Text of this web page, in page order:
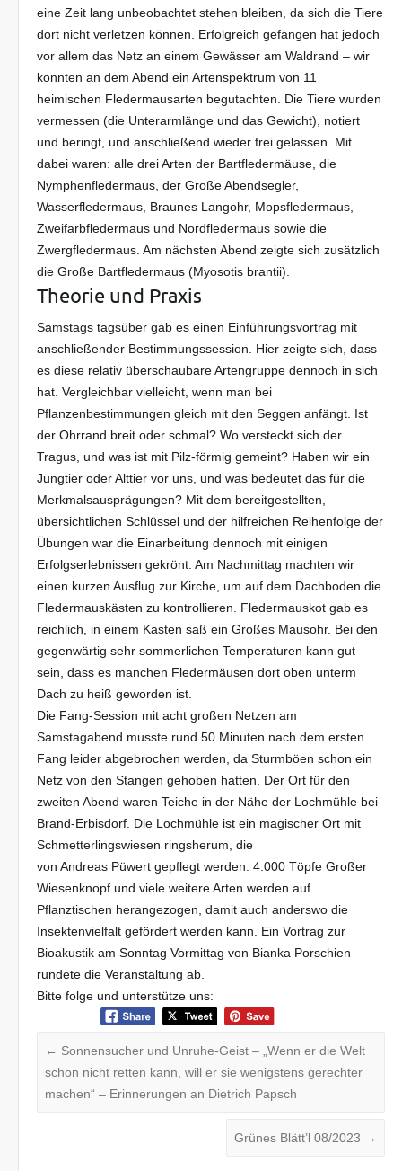
eine Zeit lang unbeobachtet stehen bleiben, da sich die Tiere
dort nicht verletzen können. Erfolgreich gefangen hat jedoch
vor allem das Netz an einem Gewässer am Waldrand – wir
konnten an dem Abend ein Artenspektrum von 11
heimischen Fledermausarten begutachten. Die Tiere wurden
vermessen (die Unterarmlänge und das Gewicht), notiert
und beringt, und anschließend wieder frei gelassen. Mit
dabei waren: alle drei Arten der Bartfledermäuse, die
Nymphenfledermaus, der Große Abendsegler,
Wasserfledermaus, Braunes Langohr, Mopsfledermaus,
Zweifarbfledermaus und Nordfledermaus sowie die
Zwergfledermaus. Am nächsten Abend zeigte sich zusätzlich
die Große Bartfledermaus (Myosotis brantii).
Theorie und Praxis
Samstags tagsüber gab es einen Einführungsvortrag mit
anschließender Bestimmungssession. Hier zeigte sich, dass
es diese relativ überschaubare Artengruppe dennoch in sich
hat. Vergleichbar vielleicht, wenn man bei
Pflanzenbestimmungen gleich mit den Seggen anfängt. Ist
der Ohrrand breit oder schmal? Wo versteckt sich der
Tragus, und was ist mit Pilz-förmig gemeint? Haben wir ein
Jungtier oder Alttier vor uns, und was bedeutet das für die
Merkmalsausprägungen? Mit dem bereitgestellten,
übersichtlichen Schlüssel und der hilfreichen Reihenfolge der
Übungen war die Einarbeitung dennoch mit einigen
Erfolgserlebnissen gekrönt. Am Nachmittag machten wir
einen kurzen Ausflug zur Kirche, um auf dem Dachboden die
Fledermauskästen zu kontrollieren. Fledermauskot gab es
reichlich, in einem Kasten saß ein Großes Mausohr. Bei den
gegenwärtig sehr sommerlichen Temperaturen kann gut
sein, dass es manchen Fledermäusen dort oben unterm
Dach zu heiß geworden ist.
Die Fang-Session mit acht großen Netzen am
Samstagabend musste rund 50 Minuten nach dem ersten
Fang leider abgebrochen werden, da Sturmböen schon ein
Netz von den Stangen gehoben hatten. Der Ort für den
zweiten Abend waren Teiche in der Nähe der Lochmühle bei
Brand-Erbisdorf. Die Lochmühle ist ein magischer Ort mit
Schmetterlingswiesen ringsherum, die
von Andreas Püwert gepflegt werden. 4.000 Töpfe Großer
Wiesenknopf und viele weitere Arten werden auf
Pflanztischen herangezogen, damit auch anderswo die
Insektenvielfalt gefördert werden kann. Ein Vortrag zur
Bioakustik am Sonntag Vormittag von Bianka Porschien
rundete die Veranstaltung ab.
Bitte folge und unterstütze uns:
← Sonnensucher und Unruhe-Geist – „Wenn er die Welt
schon nicht retten kann, will er sie wenigstens gerechter
machen“ – Erinnerungen an Dietrich Papsch
Grünes Blätt’l 08/2023 →